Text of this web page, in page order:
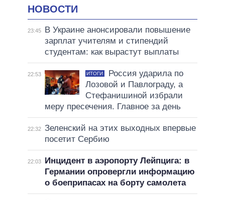
НОВОСТИ
23:45
В Украине анонсировали повышение
зарплат учителям и стипендий
студентам: как вырастут выплаты
22:53 ИТОГИ
Россия ударила по
Лозовой и Павлограду, а
Стефанишиной избрали
меру пресечения. Главное за день
22:32 Зеленский на этих выходных впервые
посетит Сербию
22:03
Инцидент в аэропорту Лейпцига: в
Германии опровергли информацию
о боеприпасах на борту самолета